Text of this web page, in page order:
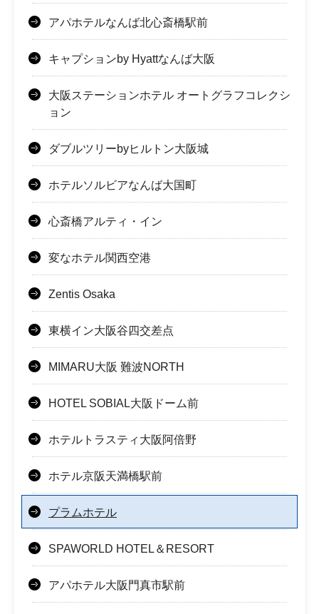
アパホテルなんば北心斎橋駅前
キャプションby Hyattなんば大阪
大阪ステーションホテル オートグラフコレクシ
ョン
ダブルツリーbyヒルトン大阪城
ホテルソルビアなんば大国町
心斎橋アルティ・イン
変なホテル関西空港
Zentis Osaka
東横イン大阪谷四交差点
MIMARU大阪 難波NORTH
HOTEL SOBIAL大阪ドーム前
ホテルトラスティ大阪阿倍野
ホテル京阪天満橋駅前
プラムホテル
SPAWORLD HOTEL＆RESORT
アパホテル大阪門真市駅前